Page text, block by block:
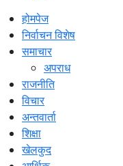
होमपेज
निर्वाचन विशेष
समाचार
अपराध
राजनीति
विचार
अन्तवार्ता
शिक्षा
खेलकुद